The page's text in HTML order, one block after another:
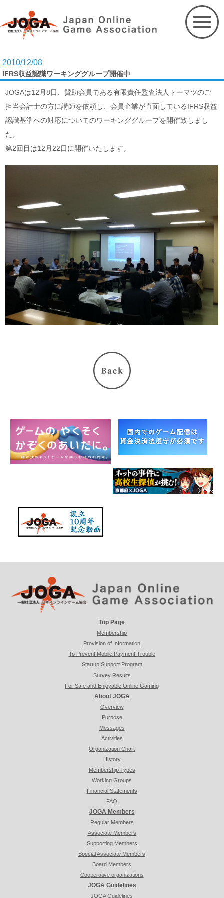
content
2010/12/08
IFRS収益認識ワーキンググループ開催中
JOGAは12月8日、賛助会員である有限責任監査法人トーマツのご
担当会計士の方に講師を依頼し、会員企業が直面しているIFRS収益
認識基準への対応についてのワーキンググループを開催致しまし
た。
第2回目は12月22日に開催いたします。
Top Page
Membership
Provision of Information
To Prevent Mobile Payment Trouble
Startup Support Program
Survey Results
For Safe and Enjoyable Online Gaming
About JOGA
Overview
Purpose
Messages
Activities
Organization Chart
History
Membership Types
Working Groups
Financial Statements
FAQ
JOGA Members
Regular Members
Associate Members
Supporting Members
Special Associate Members
Board Members
Cooperative organizations
JOGA Guidelines
JOGA Guidelines